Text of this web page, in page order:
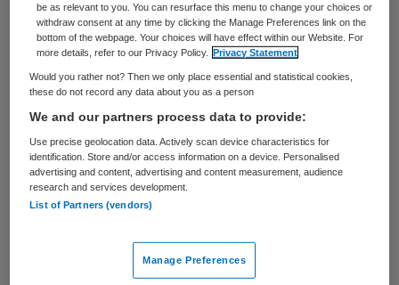
ziekenhuizen hebben hiertoe woensdag een
intentieverklaring ondertekend.
Met de samenwerking willen het Rode Kruis
Ziekenhuis en de MCA Gemini Groep GG een
volledig aanbod aan medisch specialistische
zorg binnen aanvaardbare reisafstand
bieden voor de circa 700 duizend inwoners
zorg wordt als dat redelijkerwijs kan, voor
de patiënt dichtbij geboden in alle
be as relevant to you. You can resurface this menu to change your choices or
withdraw consent at any time by clicking the Manage Preferences link on the
bottom of the webpage. Your choices will have effect within our Website. For
more details, refer to our Privacy Policy.
Privacy Statement
Would you rather not? Then we only place essential and statistical cookies,
these do not record any data about you as a person
We and our partners process data to provide:
Use precise geolocation data. Actively scan device characteristics for
identification. Store and/or access information on a device. Personalised
advertising and content, advertising and content measurement, audience
research and services development.
List of Partners (vendors)
Manage Preferences